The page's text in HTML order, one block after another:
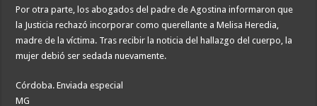
Por otra parte, los abogados del padre de Agostina informaron que
la Justicia rechazó incorporar como querellante a Melisa Heredia,
madre de la víctima. Tras recibir la noticia del hallazgo del cuerpo, la
mujer debió ser sedada nuevamente.
Córdoba. Enviada especial
MG